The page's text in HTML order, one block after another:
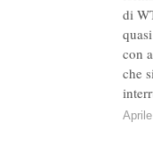
di
con
che